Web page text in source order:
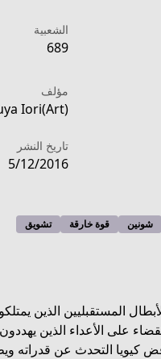
الشعبية
689
مؤلف
Iori(Art)
تاريخ النشر
5/12/2016
شونين قوة خارقة تشويق
المستقبليين الذين
على الأعداء الذين
كيويا التحدث عن قدراته